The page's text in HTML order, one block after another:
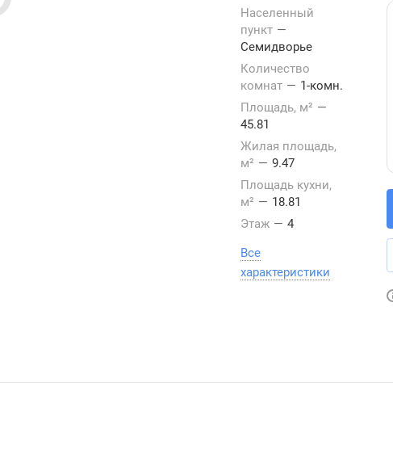
Населенный
пункт —
Семидворье
Количество
комнат — 1-комн.
Площадь, м² —
45.81
Жилая площадь,
м² — 9.47
Площадь кухни,
м² — 18.81
Этаж — 4
Все
характеристики